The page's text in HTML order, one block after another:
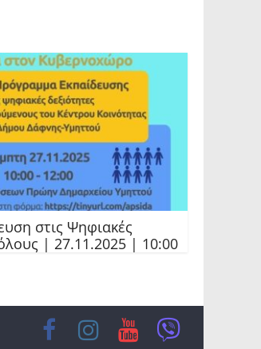
στις Ψηφιακές
όλους | 27.11.2025 | 10:00